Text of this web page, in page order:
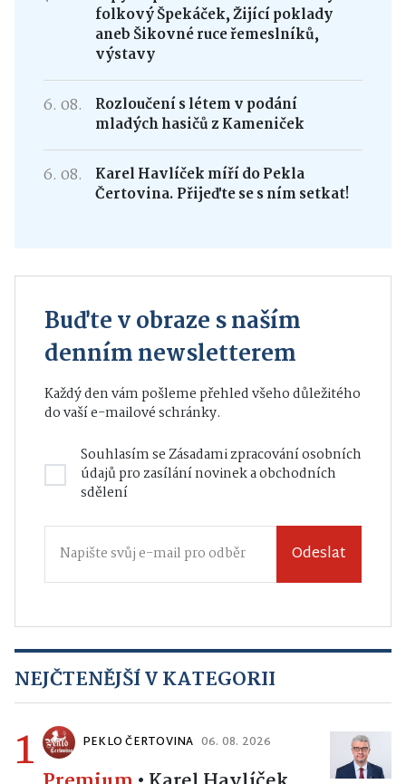
folkový Špekáček, Žijící poklady
aneb Šikovné ruce řemeslníků,
výstavy
6. 08.
Rozloučení s létem v podání
mladých hasičů z Kameniček
6. 08.
Karel Havlíček míří do Pekla
Čertovina. Přijeďte se s ním setkat!
Buďte v obraze s naším
denním newsletterem
Každý den vám pošleme přehled všeho důležitého
do vaší e-mailové schránky.
Souhlasím seZásadami zpracování osobních
údajůpro zasílání novinek a obchodních
sdělení
Odeslat
NEJČTENĚJŠÍ V KATEGORII
1 PEKLO ČERTOVINA 06. 08. 2026